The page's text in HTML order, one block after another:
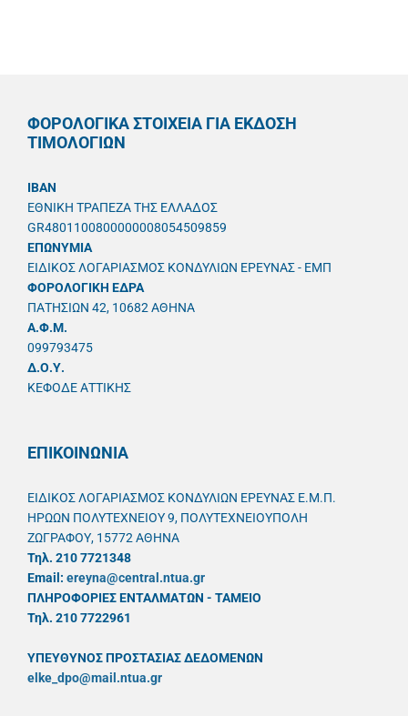
ΦΟΡΟΛΟΓΙΚΑ ΣΤΟΙΧΕΙΑ ΓΙΑ ΕΚΔΟΣΗ
ΤΙΜΟΛΟΓΙΩΝ
IBAN
ΕΘΝΙΚΗ ΤΡΑΠΕΖΑ ΤΗΣ ΕΛΛΑΔΟΣ
GR4801100800000008054509859
ΕΠΩΝΥΜΙΑ
ΕΙΔΙΚΟΣ ΛΟΓΑΡΙΑΣΜΟΣ ΚΟΝΔΥΛΙΩΝ ΕΡΕΥΝΑΣ - ΕΜΠ
ΦΟΡΟΛΟΓΙΚΗ ΕΔΡΑ
ΠΑΤΗΣΙΩΝ 42, 10682 ΑΘΗΝΑ
A.Φ.Μ.
099793475
Δ.Ο.Υ.
ΚΕΦΟΔΕ ΑΤΤΙΚΗΣ
ΕΠΙΚΟΙΝΩΝΙΑ
ΕΙΔΙΚΟΣ ΛΟΓΑΡΙΑΣΜΟΣ ΚΟΝΔΥΛΙΩΝ ΕΡΕΥΝΑΣ Ε.Μ.Π.
ΗΡΩΩΝ ΠΟΛΥΤΕΧΝΕΙΟΥ 9, ΠΟΛΥΤΕΧΝΕΙΟΥΠΟΛΗ
ΖΩΓΡΑΦΟΥ, 15772 ΑΘΗΝΑ
Τηλ. 210 7721348
Email: ereyna@central.ntua.gr
ΠΛΗΡΟΦΟΡΙΕΣ ΕΝΤΑΛΜΑΤΩΝ - ΤΑΜΕΙΟ
Τηλ. 210 7722961
ΥΠΕΥΘYΝΟΣ ΠΡΟΣΤΑΣΙΑΣ ΔΕΔΟΜΕΝΩΝ
elke_dpo@mail.ntua.gr